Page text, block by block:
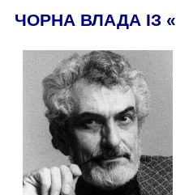
ЧОРНА ВЛАДА ІЗ